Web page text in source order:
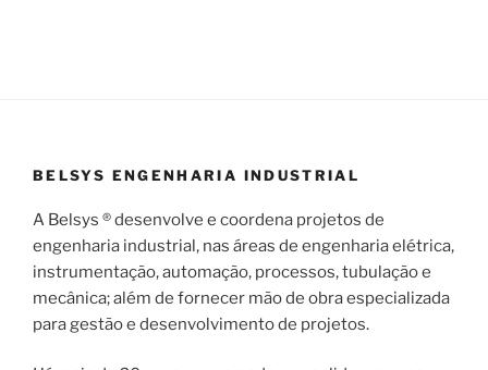
BELSYS ENGENHARIA INDUSTRIAL
A Belsys ® desenvolve e coordena projetos de
engenharia industrial, nas áreas de engenharia elétrica,
instrumentação, automação, processos, tubulação e
mecânica; além de fornecer mão de obra especializada
para gestão e desenvolvimento de projetos.